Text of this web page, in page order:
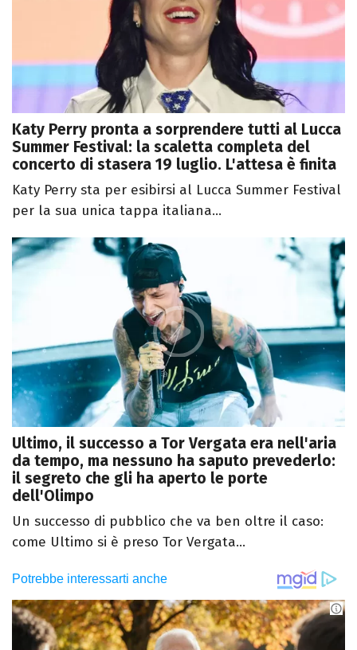
Katy Perry pronta a sorprendere tutti al Lucca
Summer Festival: la scaletta completa del
concerto di stasera 19 luglio. L'attesa è finita
Katy Perry sta per esibirsi al Lucca Summer Festival
per la sua unica tappa italiana...
Ultimo, il successo a Tor Vergata era nell'aria
da tempo, ma nessuno ha saputo prevederlo:
il segreto che gli ha aperto le porte
dell'Olimpo
Un successo di pubblico che va ben oltre il caso:
come Ultimo si è preso Tor Vergata...